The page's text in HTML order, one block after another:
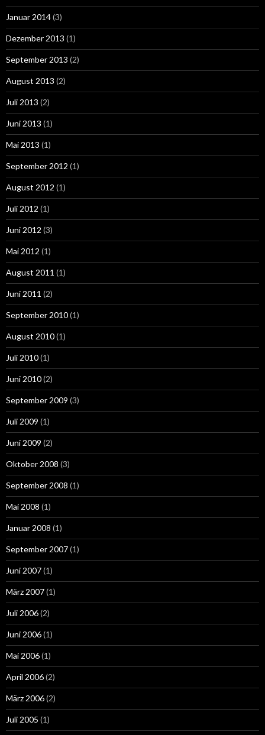
Januar 2014(3)
Dezember 2013 (1)
September 2013 (2)
August 2013 (2)
Juli 2013 (2)
Juni 2013 (1)
Mai 2013 (1)
September 2012 (1)
August 2012 (1)
Juli 2012 (1)
Juni 2012 (3)
Mai 2012 (1)
August 2011 (1)
Juni 2011 (2)
September 2010(1)
August 2010(1)
Juli 2010(1)
Juni 2010(2)
September 2009 (3)
Juli 2009 (1)
Juni 2009 (2)
Oktober 2008 (3)
September 2008 (1)
Mai 2008 (1)
Januar 2008 (1)
September 2007(1)
Juni 2007(1)
März 2007(1)
Juli 2006(2)
Juni 2006(1)
Mai 2006(1)
April 2006(2)
März 2006(2)
Juli 2005 (1)